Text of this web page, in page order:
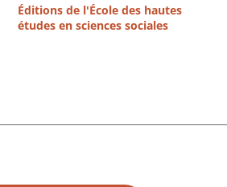
Éditions de l'École des hautes
études en sciences sociales